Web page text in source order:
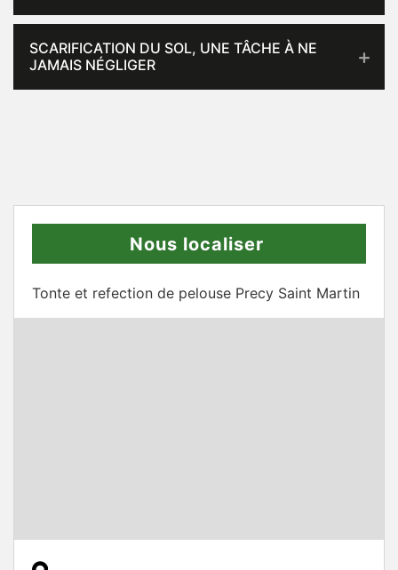
SCARIFICATION DU SOL, UNE TÂCHE À NE
JAMAIS NÉGLIGER
Nous localiser
Tonte et refection de pelouse Precy Saint Martin